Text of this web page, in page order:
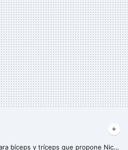
Los mejores ejercicios para bíceps y tríceps que propone Nick Tuminello, uno de los mejores entrenadores del mundo